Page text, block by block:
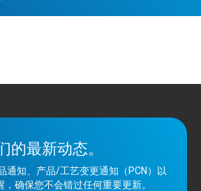
的最新动态。
通知、产品/工艺变更通知（PCN）以
，确保您不会错过任何重要更新。